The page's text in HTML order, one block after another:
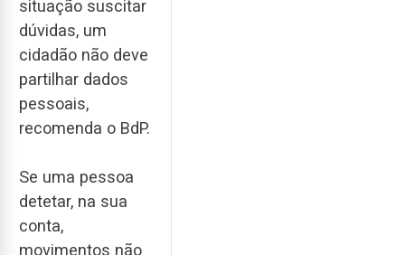
situação suscitar
dúvidas, um
cidadão não deve
partilhar dados
pessoais,
recomenda o BdP.
Se uma pessoa
detetar, na sua
conta,
movimentos não